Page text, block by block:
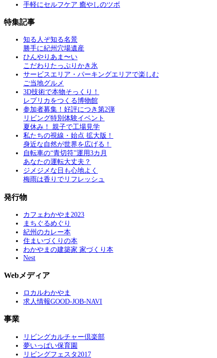
手軽にセルフケア 癒やしのツボ
特集記事
知る人ぞ知る名景
勝手に紀州穴場遺産
ひんやりあま〜い
こだわりたっぷりかき氷
サービスエリア・パーキングエリアで楽しむ
ご当地グルメ
3D技術で本物そっくり！
レプリカをつくる博物館
参加者募集！好評につき第2弾
リビング特別体験イベント
夏休み！ 親子で工場見学
私たちの視線・始点 拡大版！
身近な自然が世界を広げる！
自転車の“青切符”運用3カ月
あなたの運転大丈夫？
ジメジメな日も心地よく
梅雨は香りでリフレッシュ
発行物
カフェわかやま2023
まちぐるめぐり
紀州のカレー本
住まいづくりの本
わかやまの建築家 家づくり本
Nest
Webメディア
ロカルわかやま
求人情報GOOD-JOB-NAVI
事業
リビングカルチャー倶楽部
夢いっぱい保育園
リビングフェスタ2017